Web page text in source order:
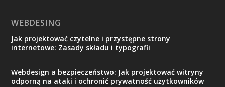
WEBDESING
Jak projektować czytelne i przystępne strony
internetowe: Zasady składu i typografii
Webdesign a bezpieczeństwo: Jak projektować witryny
odporną na ataki i ochronić prywatność użytkowników